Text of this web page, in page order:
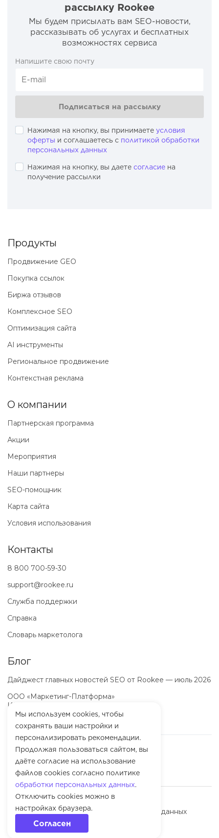
Мы используем cookies, чтобы
сохранять ваши настройки и
персонализировать рекомендации.
Продолжая пользоваться сайтом, вы
даёте согласие на использование
файлов cookies согласно политике
обработки персональных данных.
Отключить cookies можно в
настройках браузера.
Согласен
рассылку Rookee
Мы будем присылать вам SEO-новости,
рассказывать об услугах и бесплатных
возможностях сервиса
Напишите свою почту
Подписаться на рассылку
Нажимая на кнопку, вы принимаете условия
оферты и соглашаетесь с политикой обработки
персональных данных
Нажимая на кнопку, вы даете согласие на
получение рассылки
Блог
Дайджест главных новостей SEO от Rookee — июль 2026
ООО «Маркетинг-Платформа»
ИНН
ОГРН 1257100003863
Продукты
Продвижение GEO
Покупка ссылок
Биржа отзывов
Комплексное SEO
Оптимизация сайта
AI инструменты
Региональное продвижение
Контекстная реклама
О компании
Партнерская программа
Акции
Мероприятия
Наши партнеры
SEO-помощник
Карта сайта
Условия использования
Контакты
8 800 700-59-30
support@rookee.ru
Служба поддержки
Справка
Словарь маркетолога
Политика обработки персональных данных